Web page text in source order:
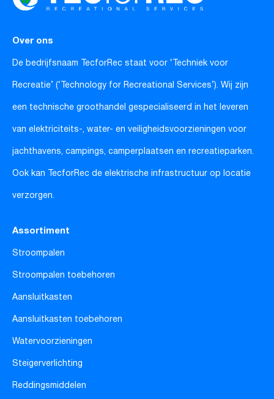
Over ons
De bedrijfsnaam TecforRec staat voor ‘Techniek voor
Recreatie’ (‘Technology for Recreational Services’). Wij zijn
een technische groothandel gespecialiseerd in het leveren
van elektriciteits-, water- en veiligheidsvoorzieningen voor
jachthavens, campings, camperplaatsen en recreatieparken.
Ook kan TecforRec de elektrische infrastructuur op locatie
verzorgen.
Assortiment
Stroompalen
Stroompalen toebehoren
Aansluitkasten
Aansluitkasten toebehoren
Watervoorzieningen
Steigerverlichting
Reddingsmiddelen